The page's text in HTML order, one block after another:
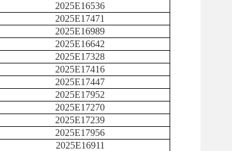
2025E16536
2025E17471
2025E16989
2025E16642
2025E17328
2025E17416
2025E17447
2025E17952
2025E17270
2025E17239
2025E17956
2025E16911